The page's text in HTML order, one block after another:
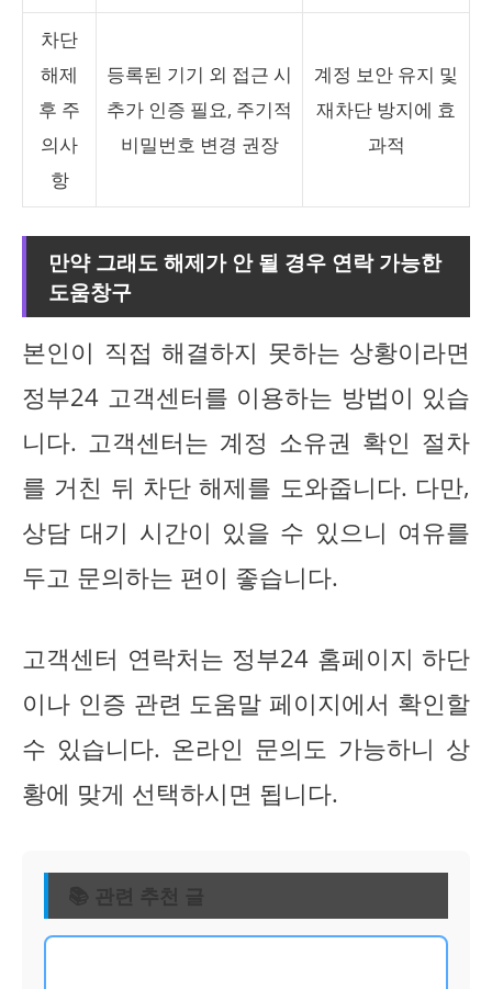
차단
해제
후 주
의사
항
등록된 기기 외 접근 시
추가 인증 필요, 주기적
비밀번호 변경 권장
계정 보안 유지 및
재차단 방지에 효
과적
만약 그래도 해제가 안 될 경우 연락 가능한
도움창구
본인이 직접 해결하지 못하는 상황이라면
정부24 고객센터를 이용하는 방법이 있습
니다. 고객센터는 계정 소유권 확인 절차
를 거친 뒤 차단 해제를 도와줍니다. 다만,
상담 대기 시간이 있을 수 있으니 여유를
두고 문의하는 편이 좋습니다.
고객센터 연락처는 정부24 홈페이지 하단
이나 인증 관련 도움말 페이지에서 확인할
수 있습니다. 온라인 문의도 가능하니 상
황에 맞게 선택하시면 됩니다.
📚 관련 추천 글